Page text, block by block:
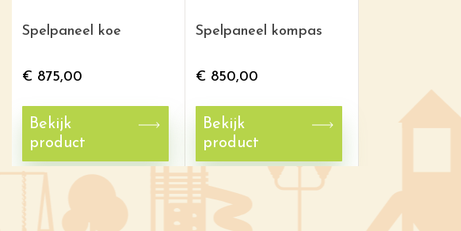
Spelpaneel koe
€ 875,00
Bekijk
product
Spelpaneel kompas
€ 850,00
Bekijk
product